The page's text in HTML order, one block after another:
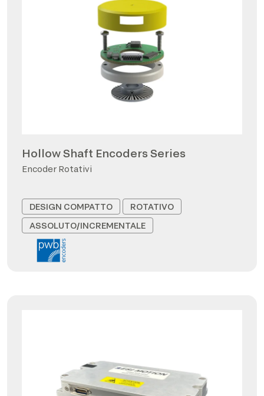
Hollow Shaft Encoders Series
Encoder Rotativi
DESIGN COMPATTO
ROTATIVO
ASSOLUTO/INCREMENTALE